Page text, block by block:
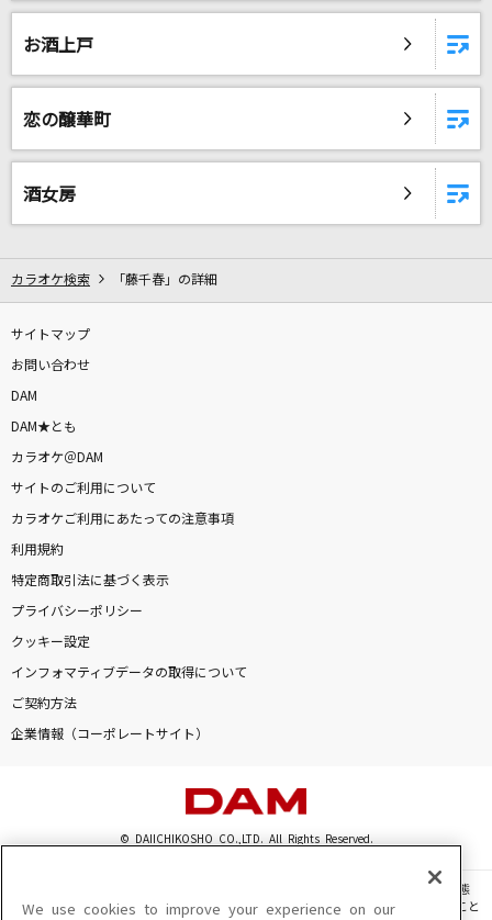
TK from 凛として時雨
最後の優しさ
ふたりの夢港
橘ゆうじ
恋するフォーチュンクッキー
AKB48
[オリカラ]WHITE NIGHT
HOYO-MiX、Jake Miller
[生音]カブトムシ
aiko
ハナミズキ
一青 窈
爆裂愛してる
DAMの新曲・ランキングなど
お酒上戸
恋の醸華町
酒女房
カラオケ検索 「藤千春」の詳細
サイトマップ
お問い合わせ
DAM
DAM★とも
カラオケ＠DAM
サイトのご利用について
カラオケご利用にあたっての注意事項
利用規約
特定商取引法に基づく表示
プライバシーポリシー
クッキー設定
インフォマティブデータの取得について
ご契約方法
企業情報（コーポレートサイト）
© DAIICHIKOSHO CO.,LTD. All Rights Reserved.
このサイトに掲載されている一切の文章・画像・写真・動画・音声等を、手段や形態
を問わず、著作権法の定める範囲を超えて無断で複製、転載、ファイル化などすること
We use cookies to improve your experience on our